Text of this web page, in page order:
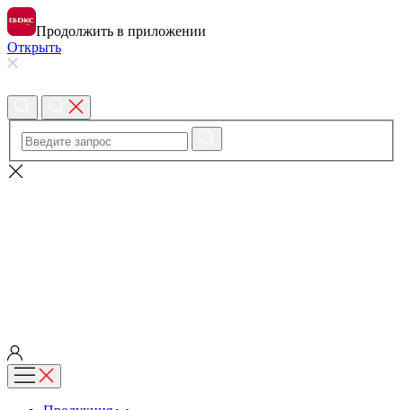
Продолжить в приложении
Открыть